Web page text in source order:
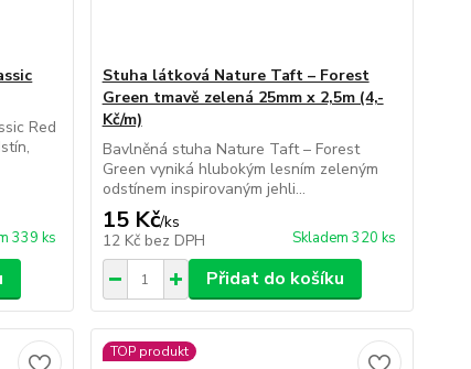
Red
339 ks
Stuha látková Nature Taft – Forest
Green tmavě zelená 25mm x 2,5m (4,-
Kč/m)
Bavlněná stuha Nature Taft – Forest
Green vyniká hlubokým lesním zeleným
odstínem inspirovaným jehli...
15 Kč/ks
12 Kč bez DPH Skladem 320 ks
Přidat do košíku
TOP produkt